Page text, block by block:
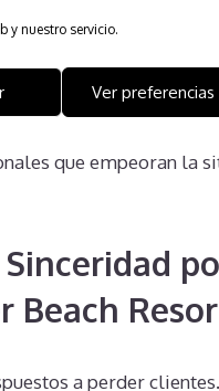
y nuestro servicio.
Ver preferencias
legalmente viable y
que empeoran la
Beach
a perder